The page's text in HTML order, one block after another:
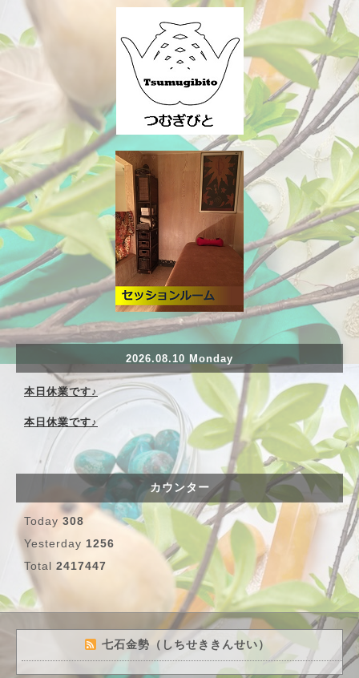
2026.08.10 Monday
本日休業です♪
本日休業です♪
カウンター
Today 308
Yesterday 1256
Total 2417447
七石金勢（しちせききんせい）